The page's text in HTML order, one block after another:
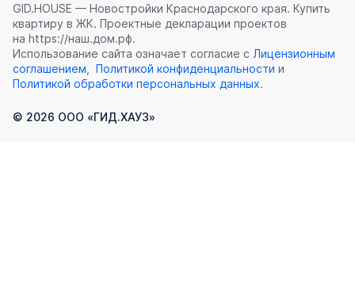
GID.HOUSE — Новостройки Краснодарского края. Купить
квартиру в ЖК. Проектные декларации проектов
на https://наш.дом.рф.
Использование сайта означает согласие с Лицензионным
соглашением
Политикой конфиденциальности и
Политикой обработки персональных данных.
© 2026 ООО «ГИД.ХАУЗ»